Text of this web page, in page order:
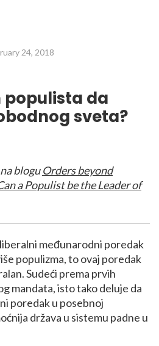
24, 2018
populista da
sveta?
bloguOrders beyond
a Populist be the Leader of
međunarodni poredak
populizma, to ovaj poredak
Sudeći prema prvih
mandata, isto tako deluje da
poredak u posebnoj
država u sistemu padne u